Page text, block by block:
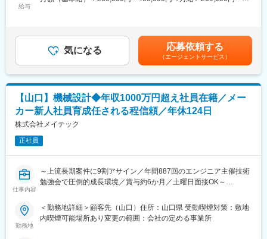
入社後は経験と希望に考慮してプロジェクト先の研究開発員とし
トに長期に携わる社員もいます。将来的にはプロジェクト先での
就業形態のみならず、自社ラボでの研究開発や研究開発員のサポ
ートにも挑戦可能です。
■各種制度
＜評価制度＞
適正な評価を実施する体制があります。プロジェクト先評価と当
社基準に基づき社員を評価します。評価項目は社内公開されてお
り納得度の高い評価となっています。
変更の範囲：本文参照
◇医療・医療機器：画像診断装置用電子部品の開発
X線、超音波、NMRといった部位・用途に応じた各種画像診断装
置のFPGA論理設計～周辺回路設計を行う。また、シミュレーショ
ン、実機評価、環境評価等
◇宇宙：宇宙機器のシステム開発
・姿勢制御システムや電源システム、通信システム等の各種サブ
システムの開発
・限られた空間内、また宇宙独自の環境条件に適応できるシステ
ム開発
（年収1000万円越えの現役エンジニアも在籍）
◎年間887回のエンジニア主催技術勉強会で圧倒的成長環境
含め技術力を研鑽可能
◎最先端の技術情報を知る担当営業とともに身に着けるべき技術
給与
気になる 応募依頼する
（エージェントサービス）
【山口】機械設計◆年収1000万円超え社員在籍／メー
カー新人社員育成任される程信頼／年休124日
株式会社メイテック
正社員
仕事内容
～上流長期案件に9割アサイン／年間887回のエンジニア主催技術
勉強会で圧倒的成長環境／賞与約6か月／土曜日面接OK～
■業務内容：
設計開発（三次元CADを用いた製品・装置等の機構・筐体設計
勤務地
＜勤務地詳細＞顧客先（山口）住所：山口県 受動喫煙対策：敷地
内喫煙可能場所あり変更の範囲：会社の定める事業所